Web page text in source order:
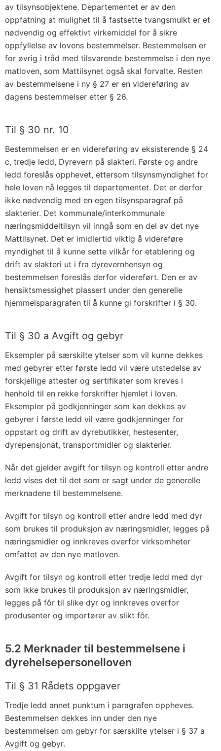
av tilsynsobjektene. Departementet er av den
oppfatning at mulighet til å fastsette tvangsmulkt er et
nødvendig og effektivt virkemiddel for å sikre
oppfyllelse av lovens bestemmelser. Bestemmelsen er
for øvrig i tråd med tilsvarende bestemmelse i den nye
matloven, som Mattilsynet også skal forvalte. Resten
av bestemmelsene i ny § 27 er en videreføring av
dagens bestemmelser etter § 26.
Til § 30 nr. 10
Bestemmelsen er en videreføring av eksisterende § 24
c, tredje ledd, Dyrevern på slakteri. Første og andre
ledd foreslås opphevet, ettersom tilsynsmyndighet for
hele loven nå legges til departementet. Det er derfor
ikke nødvendig med en egen tilsynsparagraf på
slakterier. Det kommunale/interkommunale
næringsmiddeltilsyn vil inngå som en del av det nye
Mattilsynet. Det er imidlertid viktig å videreføre
myndighet til å kunne sette vilkår for etablering og
drift av slakteri ut i fra dyrevernhensyn og
bestemmelsen foreslås derfor videreført. Den er av
hensiktsmessighet plassert under den generelle
hjemmelsparagrafen til å kunne gi forskrifter i § 30.
Til § 30 a Avgift og gebyr
Eksempler på særskilte ytelser som vil kunne dekkes
med gebyrer etter første ledd vil være utstedelse av
forskjellige attester og sertifikater som kreves i
henhold til en rekke forskrifter hjemlet i loven.
Eksempler på godkjenninger som kan dekkes av
gebyrer i første ledd vil være godkjenninger for
oppstart og drift av dyrebutikker, hestesenter,
dyrepensjonat, transportmidler og slakterier.
Når det gjelder avgift for tilsyn og kontroll etter andre
ledd vises det til det som er sagt under de generelle
merknadene til bestemmelsene.
Avgift for tilsyn og kontroll etter andre ledd med dyr
som brukes til produksjon av næringsmidler, legges på
næringsmidler og innkreves overfor virksomheter
omfattet av den nye matloven.
Avgift for tilsyn og kontroll etter tredje ledd med dyr
som ikke brukes til produksjon av næringsmidler,
legges på fôr til slike dyr og innkreves overfor
produsenter og importører av slikt fôr.
5.2 Merknader til bestemmelsene i
dyrehelsepersonelloven
Til § 31 Rådets oppgaver
Tredje ledd annet punktum i paragrafen oppheves.
Bestemmelsen dekkes inn under den nye
bestemmelsen om gebyr for særskilte ytelser i § 37 a
Avgift og gebyr.